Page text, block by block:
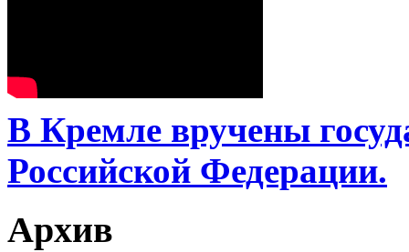
В Кремле вручены
Российской Федерации.
Архив